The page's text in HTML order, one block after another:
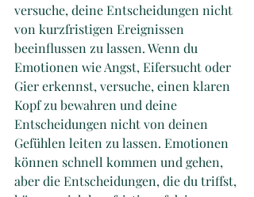
versuche, deine Entscheidungen nicht
von kurzfristigen Ereignissen
beeinflussen zu lassen. Wenn du
Emotionen wie Angst, Eifersucht oder
Gier erkennst, versuche, einen klaren
Kopf zu bewahren und deine
Entscheidungen nicht von deinen
Gefühlen leiten zu lassen. Emotionen
können schnell kommen und gehen,
aber die Entscheidungen, die du triffst,